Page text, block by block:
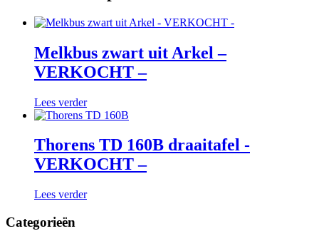
Melkbus zwart uit Arkel –
VERKOCHT –
Lees verder
Thorens TD 160B draaitafel -
VERKOCHT –
Lees verder
Categorieën